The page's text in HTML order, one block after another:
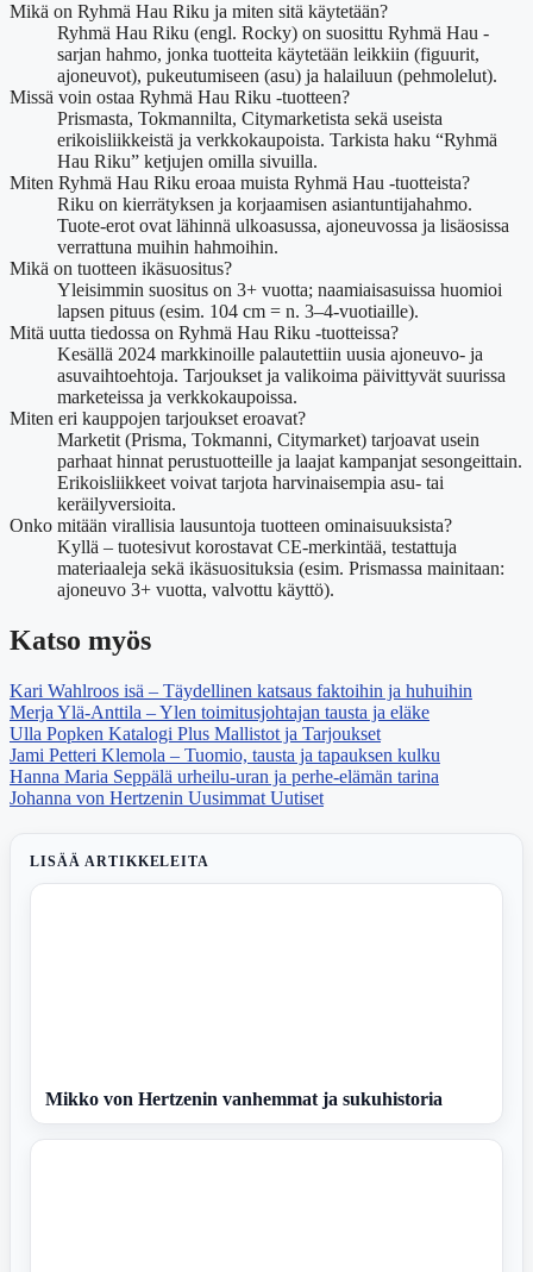
Mikä on Ryhmä Hau Riku ja miten sitä käytetään?
Ryhmä Hau Riku (engl. Rocky) on suosittu Ryhmä Hau -
sarjan hahmo, jonka tuotteita käytetään leikkiin (figuurit,
ajoneuvot), pukeutumiseen (asu) ja halailuun (pehmolelut).
Missä voin ostaa Ryhmä Hau Riku -tuotteen?
Prismasta, Tokmannilta, Citymarketista sekä useista
erikoisliikkeistä ja verkkokaupoista. Tarkista haku “Ryhmä
Hau Riku” ketjujen omilla sivuilla.
Miten Ryhmä Hau Riku eroaa muista Ryhmä Hau -tuotteista?
Riku on kierrätyksen ja korjaamisen asiantuntijahahmo.
Tuote-erot ovat lähinnä ulkoasussa, ajoneuvossa ja lisäosissa
verrattuna muihin hahmoihin.
Mikä on tuotteen ikäsuositus?
Yleisimmin suositus on 3+ vuotta; naamiaisasuissa huomioi
lapsen pituus (esim. 104 cm = n. 3–4-vuotiaille).
Mitä uutta tiedossa on Ryhmä Hau Riku -tuotteissa?
Kesällä 2024 markkinoille palautettiin uusia ajoneuvo- ja
asuvaihtoehtoja. Tarjoukset ja valikoima päivittyvät suurissa
marketeissa ja verkkokaupoissa.
Miten eri kauppojen tarjoukset eroavat?
Marketit (Prisma, Tokmanni, Citymarket) tarjoavat usein
parhaat hinnat perustuotteille ja laajat kampanjat sesongeittain.
Erikoisliikkeet voivat tarjota harvinaisempia asu- tai
keräilyversioita.
Onko mitään virallisia lausuntoja tuotteen ominaisuuksista?
Kyllä – tuotesivut korostavat CE-merkintää, testattuja
materiaaleja sekä ikäsuosituksia (esim. Prismassa mainitaan:
ajoneuvo 3+ vuotta, valvottu käyttö).
Katso myös
Kari Wahlroos isä – Täydellinen katsaus faktoihin ja huhuihin
Merja Ylä-Anttila – Ylen toimitusjohtajan tausta ja eläke
Ulla Popken Katalogi Plus Mallistot ja Tarjoukset
Jami Petteri Klemola – Tuomio, tausta ja tapauksen kulku
Hanna Maria Seppälä urheilu-uran ja perhe-elämän tarina
Johanna von Hertzenin Uusimmat Uutiset
LISÄÄ ARTIKKELEITA
Mikko von Hertzenin vanhemmat ja sukuhistoria